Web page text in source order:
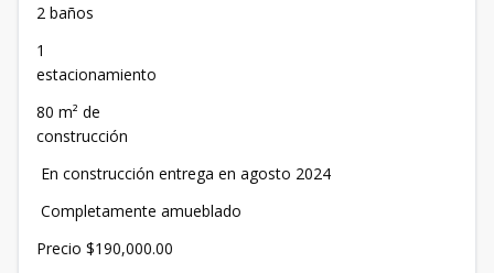
2 baños
1
estacionamiento
80 m² de
construcción
En construcción entrega en agosto 2024
Completamente amueblado
Precio $190,000.00